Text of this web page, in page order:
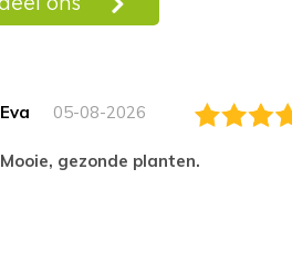
Eva 05-08-2026
Mooie, gezonde planten.